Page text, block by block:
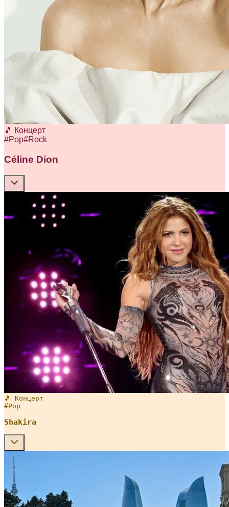
🎵 Концерт
#Pop#Rock
Céline Dion
🎵 Концерт
#Pop
Shakira